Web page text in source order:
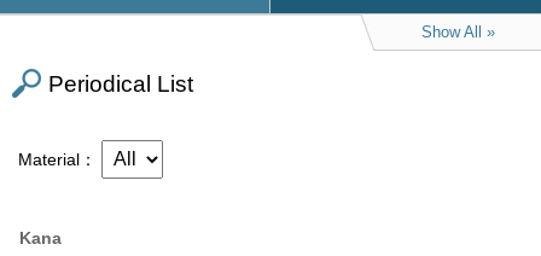
Show All
Periodical List
Material
Kana